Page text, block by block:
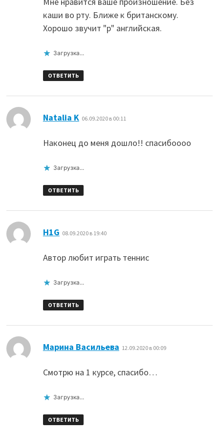
каши во рту. Ближе к британскому.
Хорошо звучит "р" английская.
Загрузка...
ОТВЕТИТЬ
Natalia K 06.09.2020 в 00:11
Наконец до меня дошло!! спасибоооо
Загрузка...
ОТВЕТИТЬ
H1G 08.09.2020 в 19:40
Автор любит играть теннис
Загрузка...
ОТВЕТИТЬ
Марина Васильева 12.09.2020 в 00:09
Смотрю на 1 курсе, спасибо…
Загрузка...
ОТВЕТИТЬ